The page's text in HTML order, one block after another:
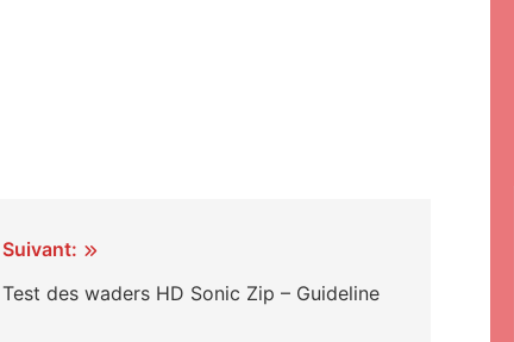
Suivant:
Test des waders HD Sonic Zip – Guideline